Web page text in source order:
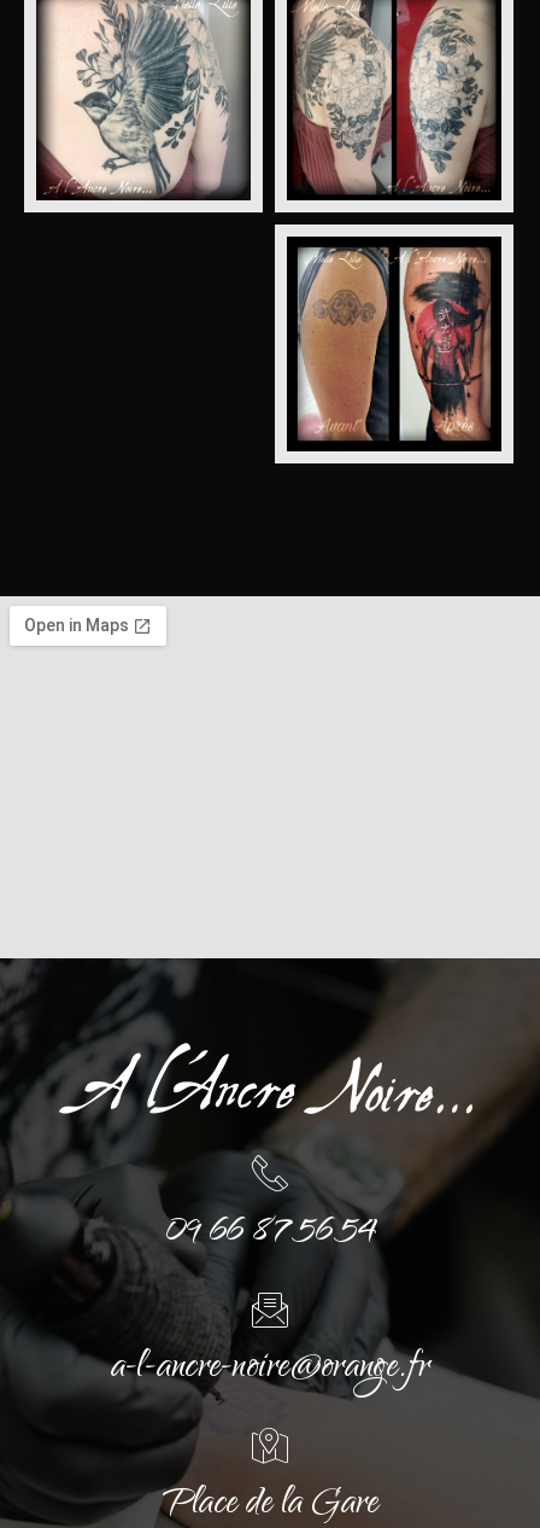
09 66 87 56 54
a-l-ancre-noire@orange.fr
Place de la Gare